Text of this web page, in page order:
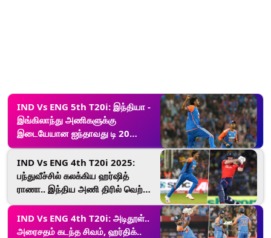
IND Vs ENG 5th T20i: இந்தியா -
இங்கிலாந்து அணிகளுக்கு
இடையேயான ஐந்தாவது டி 20
ஆட்டம்.. எங்கு? எப்போது? விபரம்
இதோ.!
IND Vs ENG 4th T20i 2025:
பந்துவீச்சில் கலக்கிய ஹர்ஷித்
ராணா.. இந்திய அணி திரில் வெற்றி..!
தொடரை கைப்பற்றியது.!
IND Vs ENG 4th T20i: அடிதூள்..
அரைசதம் கடந்த சிவம், ஹர்திக்..